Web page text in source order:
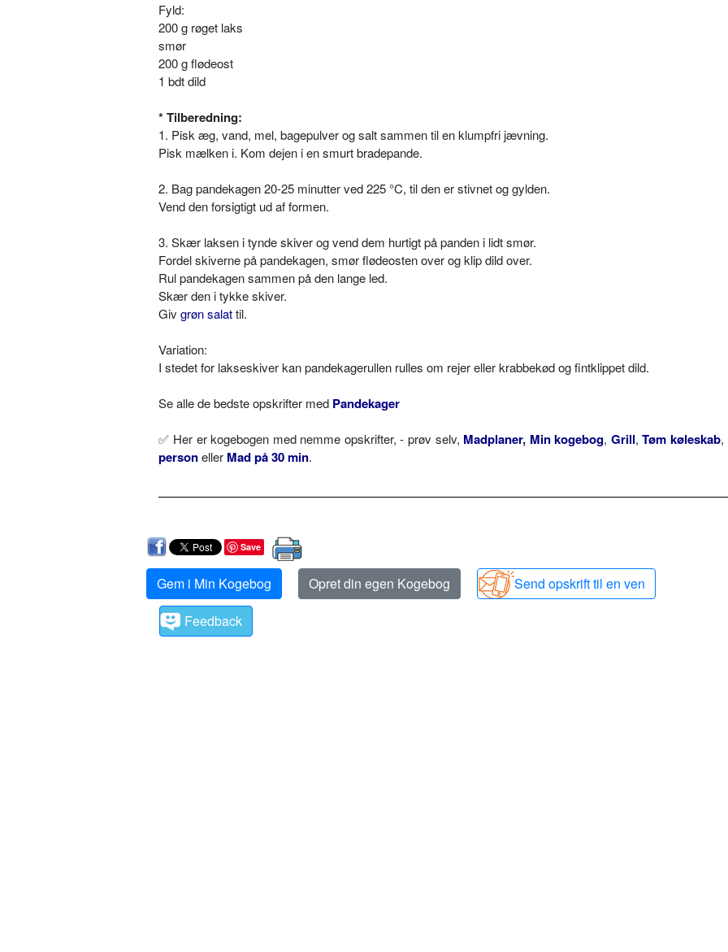
Fyld:
200 g røget laks
smør
200 g flødeost
1 bdt dild
* Tilberedning:
1. Pisk æg, vand, mel, bagepulver og salt sammen til en klumpfri jævning.
Pisk mælken i. Kom dejen i en smurt bradepande.
2. Bag pandekagen 20-25 minutter ved 225 °C, til den er stivnet og gylden.
Vend den forsigtigt ud af formen.
3. Skær laksen i tynde skiver og vend dem hurtigt på panden i lidt smør.
Fordel skiverne på pandekagen, smør flødeosten over og klip dild over.
Rul pandekagen sammen på den lange led.
Skær den i tykke skiver.
Giv grøn salattil.
Variation:
I stedet for lakseskiver kan pandekagerullen rulles om rejer eller krabbekød og fintklippet dild.
Se alle de bedste opskrifter med Pandekager
✅ Her er kogebogen med nemme opskrifter, - prøv selv, Madplaner, Min kogebog, Grill,Tøm køleskab,
personeller Mad på 30 min.
Save
Gem i Min Kogebog Opret din egen Kogebog
Send opskrift til en ven
Feedback